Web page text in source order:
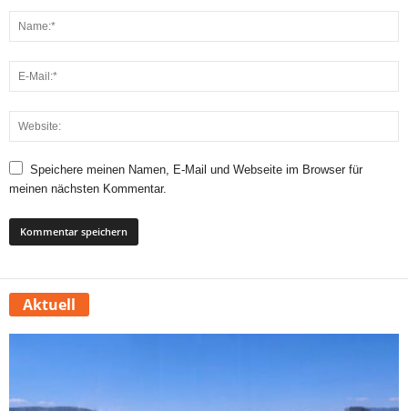
Speichere meinen Namen, E-Mail und Webseite im Browser für
meinen nächsten Kommentar.
Aktuell